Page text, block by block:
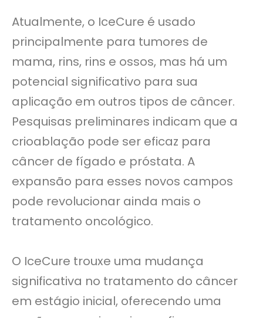
Atualmente, o IceCure é usado
principalmente para tumores de
mama, rins, rins e ossos, mas há um
potencial significativo para sua
aplicação em outros tipos de câncer.
Pesquisas preliminares indicam que a
crioablação pode ser eficaz para
câncer de fígado e próstata. A
expansão para esses novos campos
pode revolucionar ainda mais o
tratamento oncológico.
O IceCure trouxe uma mudança
significativa no tratamento do câncer
em estágio inicial, oferecendo uma